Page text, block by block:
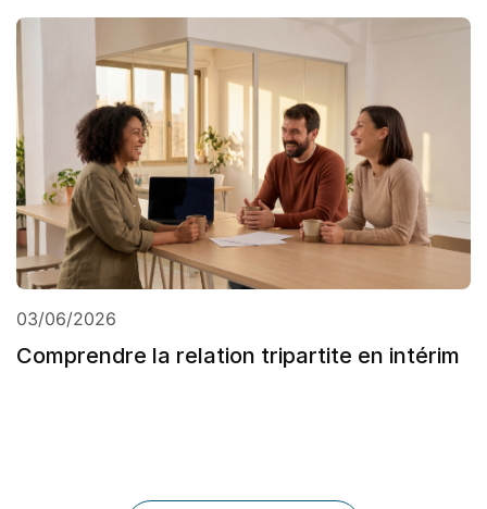
03/06/2026
Comprendre la relation tripartite en intérim